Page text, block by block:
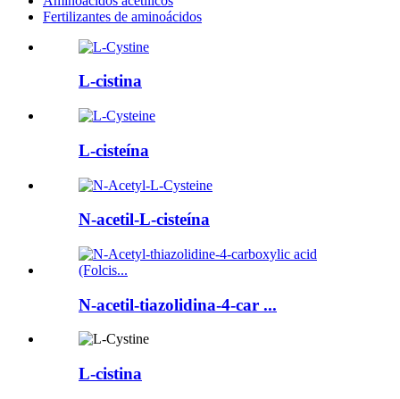
Fertilizantes de aminoácidos
L-cistina
L-cisteína
N-acetil-L-cisteína
N-acetil-tiazolidina-4-car ...
L-cistina